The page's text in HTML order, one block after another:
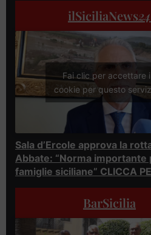
ilSiciliaNews24
Fai clic per accettare i
cookie per questo
Sala d’Ercole approva la
Abbate: “Norma importante
famiglie siciliane” CLICCA
BarSicilia